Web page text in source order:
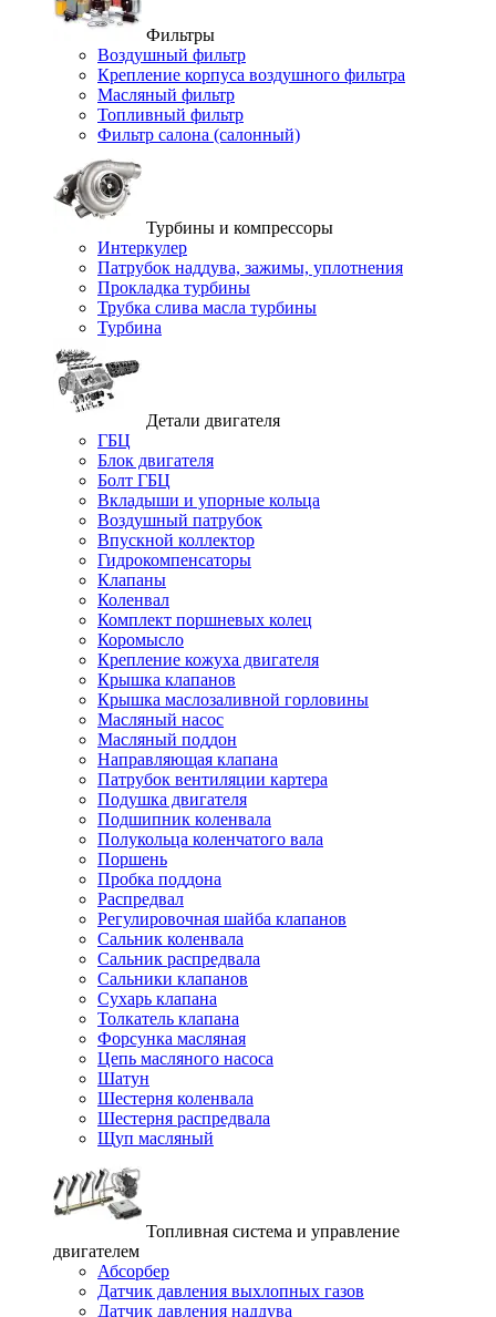
Фильтры
Воздушный фильтр
Крепление корпуса воздушного фильтра
Масляный фильтр
Топливный фильтр
Фильтр салона (салонный)
Турбины и компрессоры
Интеркулер
Патрубок наддува, зажимы, уплотнения
Прокладка турбины
Трубка слива масла турбины
Турбина
Детали двигателя
ГБЦ
Блок двигателя
Болт ГБЦ
Вкладыши и упорные кольца
Воздушный патрубок
Впускной коллектор
Гидрокомпенсаторы
Клапаны
Коленвал
Комплект поршневых колец
Коромысло
Крепление кожуха двигателя
Крышка клапанов
Крышка маслозаливной горловины
Масляный насос
Масляный поддон
Направляющая клапана
Патрубок вентиляции картера
Подушка двигателя
Подшипник коленвала
Полукольца коленчатого вала
Поршень
Пробка поддона
Распредвал
Регулировочная шайба клапанов
Сальник коленвала
Сальник распредвала
Сальники клапанов
Сухарь клапана
Толкатель клапана
Форсунка масляная
Цепь масляного насоса
Шатун
Шестерня коленвала
Шестерня распредвала
Щуп масляный
Топливная система и управление
двигателем
Абсорбер
Датчик давления выхлопных газов
Датчик давления наддува